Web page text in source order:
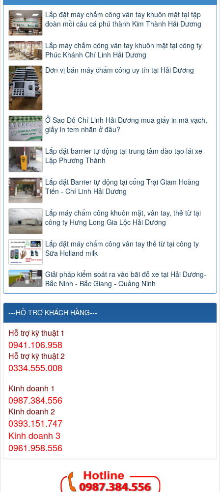
Lắp đặt máy chấm công vân tay khuôn mặt tại tập
đoàn mồi câu cá phú thành Kim Thành Hải Dương
Lắp máy chấm công vân tay khuôn mặt tại công ty
Phúc Khánh Chí Linh Hải Dương
Đơn vị bán máy chấm công uy tín tại Hải Dương
Ở Sao Đỏ Chí Linh Hải Dương mua giấy in mã vạch,
giấy in tem nhãn ở đâu?
Lắp đặt barrier tự động tại trung tâm dào tạo lái xe
Lập Phương Thành
Lắp đặt Barrier tự động tại cổng Trại Giam Hoàng
Tiến - Chí Linh Hải Dương
Lắp máy chấm công khuôn mặt, vân tay, thẻ từ tại
công ty Hưng Long Gia Lộc Hải Dương
Lắp đặt máy chấm công vân tay thẻ từ tại công ty
Sữa Holland milk
Giải pháp kiểm soát ra vào bãi đỗ xe tại Hải Dương-
Bắc Ninh - Bắc Giang - Quảng Ninh
---HỖ TRỢ KHÁCH HÀNG---
Hỗ trợ kỹ thuật 1
0941.106.958
Hỗ trợ kỹ thuật 2
0334.555.008
Kinh doanh 1
0987.384.556
Kinh doanh 2
0393.151.747
Kinh doanh 3
0961.958.556